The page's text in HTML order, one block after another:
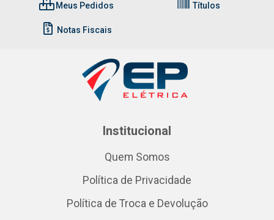
Meus Pedidos Títulos
Notas Fiscais
Institucional
Quem Somos
Política de Privacidade
Política de Troca e Devolução